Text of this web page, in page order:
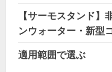
【サーモスタンド
ンウォーター・新型
適用範囲で選ぶ